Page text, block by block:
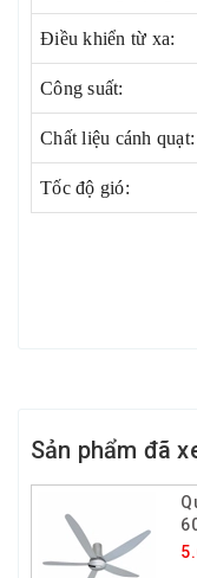
Điều khiển từ xa:
Công suất:
Chất liệu cánh quạt:
Tốc độ gió:
Sản phẩm đã